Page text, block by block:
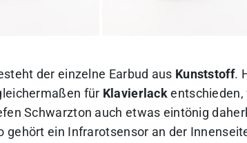
der einzelne Earbud aus Kunststoff.
für Klavierlack entschieden,
Schwarzton auch etwas eintönig
gehört ein Infrarotsensor an der